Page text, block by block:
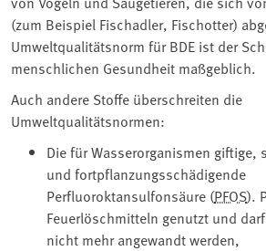
(zum Beispiel Fischadler, Fischotter)
Umweltqualitätsnorm für BDE ist der
menschlichen Gesundheit maßgeblich.
Auch andere Stoffe überschreiten die
Umweltqualitätsnormen:
Die für Wasserorganismen giftige,
und fortpflanzungsschädigende
Perfluoroktansulfonsäure (PFOS).
Feuerlöschmitteln genutzt und
nicht mehr angewandt werden,